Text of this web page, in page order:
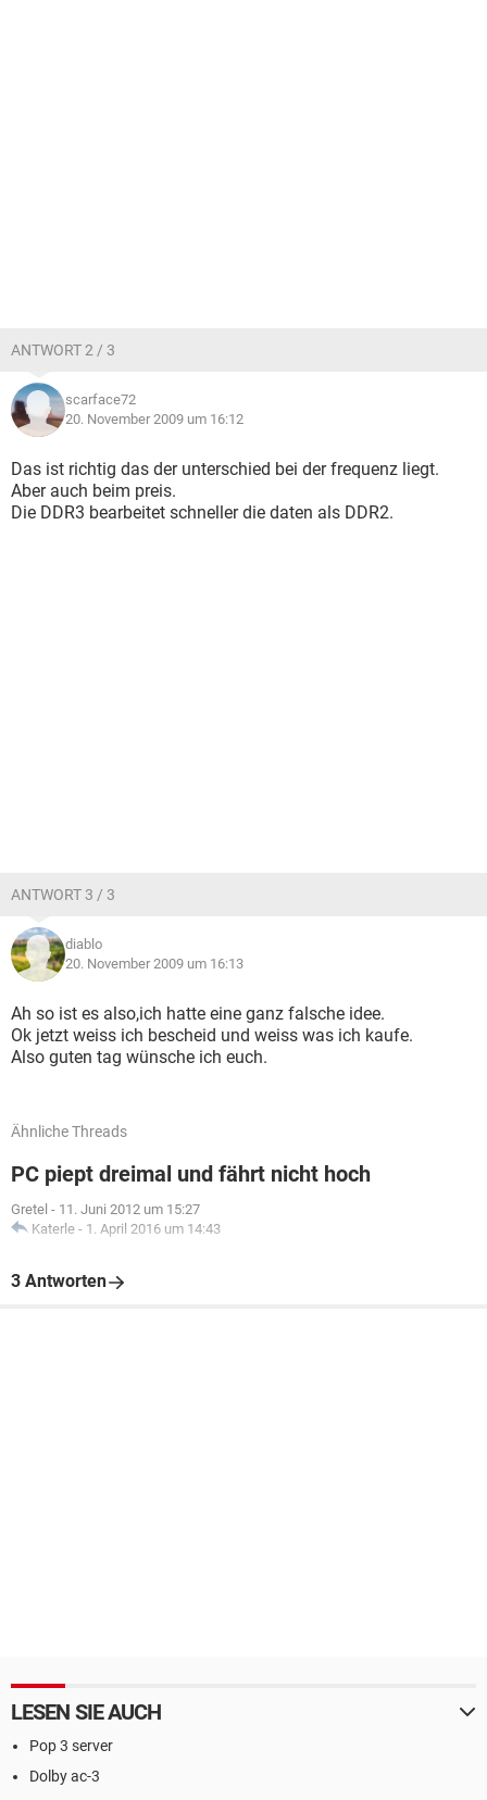
ANTWORT 2 / 3
scarface72
20. November 2009 um 16:12
Das ist richtig das der unterschied bei der frequenz liegt.
Aber auch beim preis.
Die DDR3 bearbeitet schneller die daten als DDR2.
ANTWORT 3 / 3
diablo
20. November 2009 um 16:13
Ah so ist es also,ich hatte eine ganz falsche idee.
Ok jetzt weiss ich bescheid und weiss was ich kaufe.
Also guten tag wünsche ich euch.
Ähnliche Threads
PC piept dreimal und fährt nicht hoch
Gretel - 11. Juni 2012 um 15:27
Katerle - 1. April 2016 um 14:43
3 Antworten
LESEN SIE AUCH
Pop 3 server
Dolby ac-3